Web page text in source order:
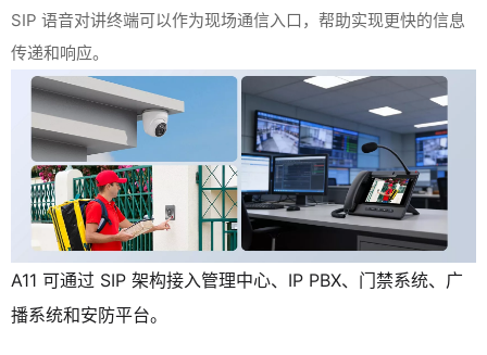
SIP 语音对讲终端可以作为现场通信入口，帮助实现更快的信息
传递和响应。
A11 可通过 SIP 架构接入管理中心、IP PBX、门禁系统、广
播系统和安防平台。